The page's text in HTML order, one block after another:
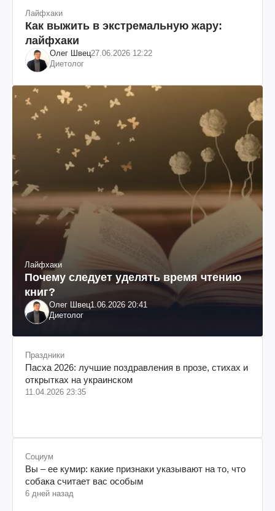
Лайфхаки
Как выжить в экстремальную жару:
лайфхаки
Олег Швец27.06.2026 12:22
Диетолог
Лайфхаки
Почему следует уделять время чтению
книг?
Олег Швец1.06.2026 20:41
Диетолог
Праздники
Пасха 2026: лучшие поздравления в прозе, стихах и
открытках на украинском
11.04.2026 23:35
Социум
Вы – ее кумир: какие признаки указывают на то, что
собака считает вас особым
6 дней назад